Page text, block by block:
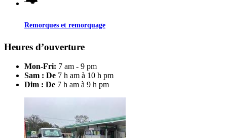
Remorques et remorquage
Heures d’ouverture
Mon-Fri: 7 am - 9 pm
Sam : De 7 h am à 10 h pm
Dim : De 7 h am à 9 h pm